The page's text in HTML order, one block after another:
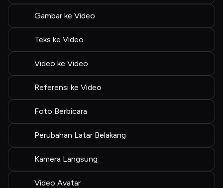
Gambar ke Video
Teks ke Video
Video ke Video
Referensi ke Video
Foto Berbicara
Perubahan Latar Belakang
Kamera Langsung
Video Avatar